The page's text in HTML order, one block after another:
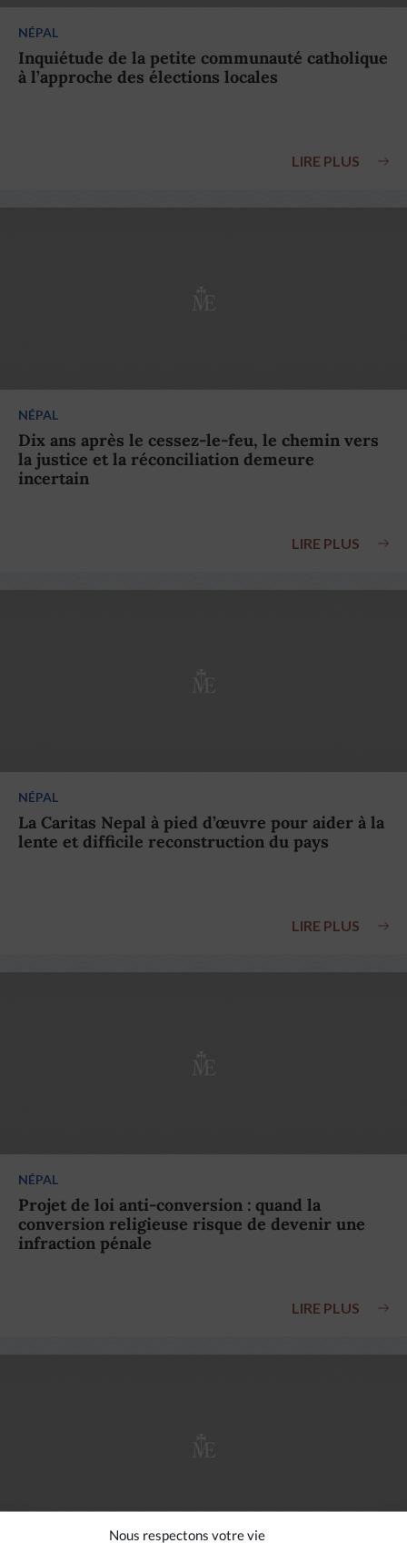
Nous respectons votre vie
NÉPAL
Inquiétude de la petite communauté catholique
à l’approche des élections locales
LIRE PLUS
NÉPAL
Dix ans après le cessez-le-feu, le chemin vers
la justice et la réconciliation demeure
incertain
LIRE PLUS
NÉPAL
La Caritas Nepal à pied d’œuvre pour aider à la
lente et difficile reconstruction du pays
LIRE PLUS
NÉPAL
Projet de loi anti-conversion : quand la
conversion religieuse risque de devenir une
infraction pénale
LIRE PLUS